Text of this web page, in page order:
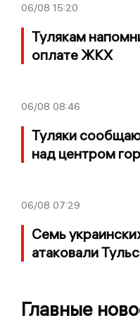
06/08 15:20
Тулякам
оплате ЖКХ
06/08 08:46
Туляки
над центром
06/08 07:29
Семь
атаковали
Главные